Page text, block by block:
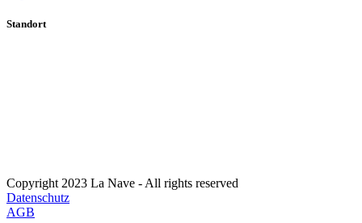
Standort
Copyright 2023 La Nave - All rights reserved
Datenschutz
AGB